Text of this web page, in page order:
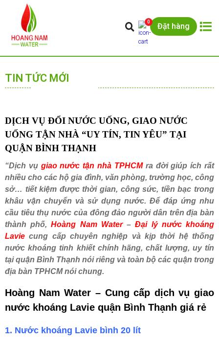
0 Đặt hàng
TIN TỨC MỚI
DỊCH VỤ ĐỔI NƯỚC UỐNG, GIAO NƯỚC
UỐNG TẬN NHÀ “UY TÍN, TIN YÊU” TẠI
QUẬN BÌNH THẠNH
“Dịch vụ giao nước tận nhà TPHCMra đời giúp ích rất
nhiều cho các hộ gia đình, văn phòng, trường học, công
sở… tiết kiệm được thời gian, công sức, tiền bạc trong
khâu vận chuyển và sử dụng nước. Để đáp ứng nhu
cầu tiêu thụ nước của đông đảo người dân trên địa bàn
thành phố,Hoàng Nam Water–Đại lý nước khoáng
Lavie cung cấp chuyên nghiệp và kịp thời hệ thống
nước khoáng tinh khiết chính hãng, chất lượng, uy tín
tại quận Bình Thạnh nói riêng và toàn bộ các quận trong
địa bàn TPHCM nói chung.
Hoàng Nam Water – Cung cấp dịch vụ giao
nước khoáng Lavie quận Bình Thạnh giá rẻ
1. Nước khoáng Lavie bình 20 lít